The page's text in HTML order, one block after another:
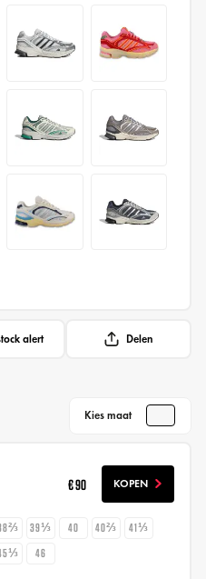
alert Delen
Kies maat
€ 90 KOPEN
39⅓ 40 40⅔
41⅓
46